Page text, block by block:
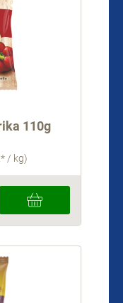
110g
€* / kg)